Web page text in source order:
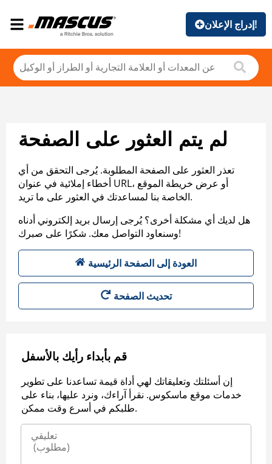
إدراج الإعلان!
لم يتم العثور على الصفحة
تعذر العثور على الصفحة المطلوبة. يُرجى التحقق من أي
أخطاء إملائية في عنوان URL، أو عرض خريطة الموقع
الخاصة بنا لمساعدتك في العثور على ما تريد.
هل لديك أي مشكلة أخرى؟ يُرجى إرسال بريد إلكتروني أدناه
وسنعاود التواصل معك. شكرًا على صبرك!
العودة إلى الصفحة الرئيسية
تحديث الصفحة
قم بأبداء رأيك بالأسفل
إن أسئلتك وتعليقاتك لهي أداة قيمة تساعدنا على تطوير
خدمات موقع ماسكوس. نقرأ آراءك، ونرد عليها، بناء على
طلبكم في أسرع وقت ممكن.